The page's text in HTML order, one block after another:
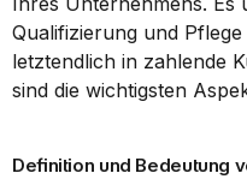
Qualifizierung und
letztendlich in zahlende
sind die wichtigsten
Definition und Bedeutung